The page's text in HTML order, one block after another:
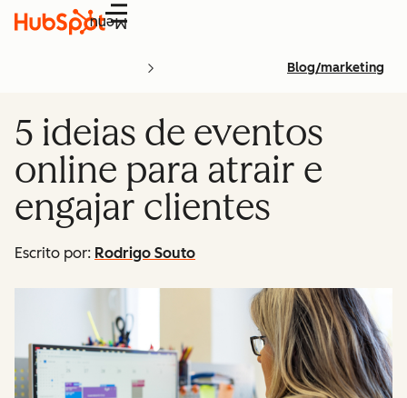
Menu
Blog/marketing
5 ideias de eventos
online para atrair e
engajar clientes
Escrito por: Rodrigo Souto